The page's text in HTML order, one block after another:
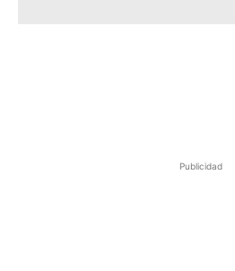
Publicidad